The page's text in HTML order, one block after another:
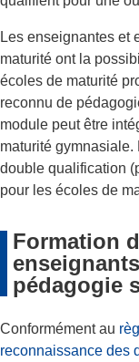
Les enseignantes et
maturité ont la
écoles de maturité
reconnu de
module peut être
maturité
double qualification
pour les écoles de
Formation
pédagogie
Conformément au
reconnaissance des